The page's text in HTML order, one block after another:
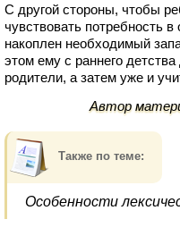
С другой стороны, чтобы
чувствовать потребность
накоплен необходимый
этом ему с раннего
родители, а затем уже и
Автор
Также по теме:
Особенности